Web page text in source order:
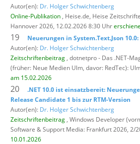
Autor(en): Dr. Holger Schwichtenberg
Online-Publikation , Heise.de, Heise
Hannover 2026, 12.02.2026 8:30 Uhr
19
Neuerungen in System.Text.Json
Autor(en): Dr. Holger Schwichtenberg
Zeitschriftenbeitrag , dotnetpro - Das .NET-
(früher: Neue Medien Ulm, davor: RedTec):
am 15.02.2026
20
.NET 10.0 ist einsatzbereit:
Release Candidate 1 bis zur RTM-Version
Autor(en): Dr. Holger Schwichtenberg
Zeitschriftenbeitrag , Windows Developer
Software & Support Media: Frankfurt 2026, 2/
10.01.2026